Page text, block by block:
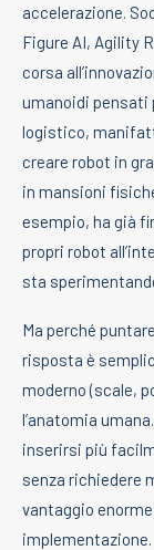
accelerazione.
Figure AI, Agility
corsa
umanoidi pensati
logistico,
creare robot in
in mansioni
esempio, ha già
propri robot
sta
Ma perché
risposta è
moderno (scale,
l’anatomia
inserirsi più
senza richiedere
vantaggio
implementazione.